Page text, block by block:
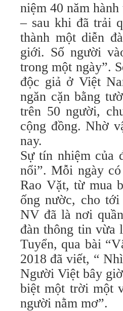
niệm 40 năm
– sau khi đã trải
thành một diễn
giới. Số người
trong một ngày”.
độc giả ở Việt
ngăn cặn bằng
trên 50 người,
cộng đồng. Nhờ
nay.
Sự tín nhiệm của
nổi”. Mỗi ngày
Rao Vặt, từ mua
ống nườc, cho
NV đã là nơi
đàn thông tin vừa
Tuyển, qua bài
2018 đã viết, “
Người Việt bây
biệt một trời một
người nằm mơ”.